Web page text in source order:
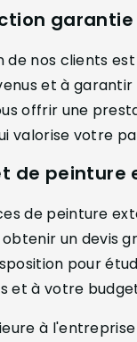
garantie
de nos clients
et à
offrir une
valorise votre
de peinture
de peinture
un devis
pour
et à votre
à